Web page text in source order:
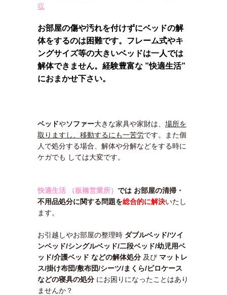
収
お部屋の傷や汚れを付けずにベッドの解
体をするのは困難です。フレーム式やキ
ングサイズ等の大きいベッドは一人では
解体できません。経験豊富な ”快適生活”
におまかせ下さい。
ベッドやソファー大きな家具や家財は、 場所を
取りますし、移動するにも一苦労です。また個
人で処分する場合、解体や分解などをする時に
ケガでも しては大変です。
快適生活 （板橋営業所） では お部屋の清掃・
不用品処分に関する問題を総合的に解決いたし
ます。
お引越しやお部屋の整理時 ダブルベッド/ツイ
ンベッド/シングルベッド/二段ベッド/幼児用ベ
ッド/介護ベッド などの解体処分 及び マットレ
ス/掛け布団/敷布団/シーツ/まくら/ピロケース
などの寝具の処分 にお困りになったことはあり
ませんか？